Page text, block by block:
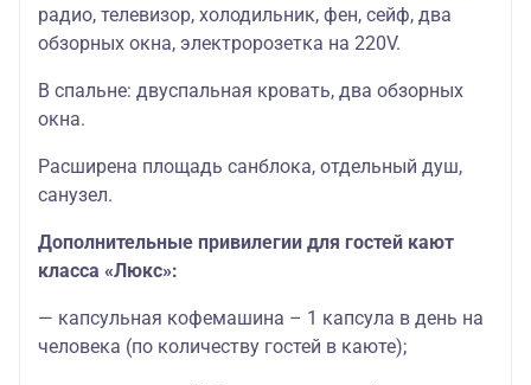
радио, телевизор, холодильник, фен, сейф, два
обзорных окна, электророзетка на 220V.
В спальне: двуспальная кровать, два обзорных
окна.
Расширена площадь санблока, отдельный душ,
санузел.
Дополнительные привилегии для гостей кают
класса «Люкс»:
— капсульная кофемашина – 1 капсула в день на
человека (по количеству гостей в каюте);